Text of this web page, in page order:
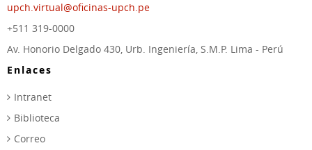
upch.virtual@oficinas-upch.pe
+511 319-0000
Av. Honorio Delgado 430, Urb. Ingeniería, S.M.P. Lima - Perú
Enlaces
Intranet
Biblioteca
Correo